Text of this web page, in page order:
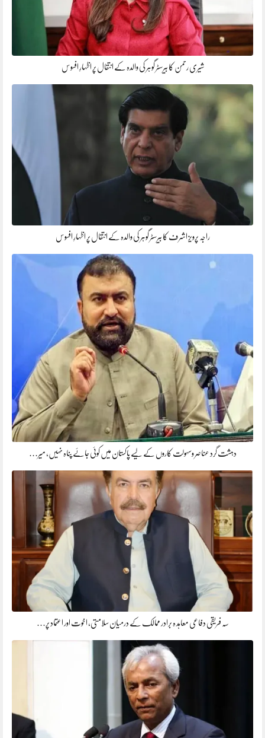
شیری رحمن کا بیرسٹر گوہر کی والدہ کے انتقال پر اظہارِ افسوس
راجہ پرویز اشرف کا بیرسٹر گوہر کی والدہ کے انتقال پر اظہارِ افسوس
دہشت گرد عناصر وسہولت کاروں کے لیے پاکستان میں کوئی جائے پناہ نہیں، میر…
سہ فریقی دفاعی معاہد ہ برادر ممالک کے درمیان سلامتی، اخوت اور اعتماد پر…